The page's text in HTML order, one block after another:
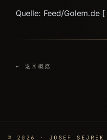
Quelle: Feed/Golem.de [
← 返回概览
© 2026 · JOSEF SEJREK